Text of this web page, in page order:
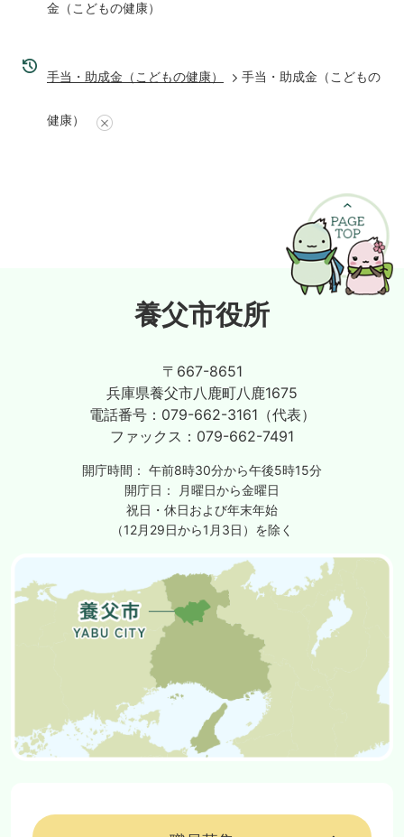
金（こどもの健康）
手当・助成金（こどもの健康） 手当・助成金（こどもの
健康）
養父市役所
〒667-8651
兵庫県養父市八鹿町八鹿1675
電話番号： 079-662-3161（代表）
ファックス： 079-662-7491
開庁時間： 午前8時30分から午後5時15分
開庁日：
月曜日から金曜日
祝日・休日および年末年始
（12月29日から1月3日）を除く